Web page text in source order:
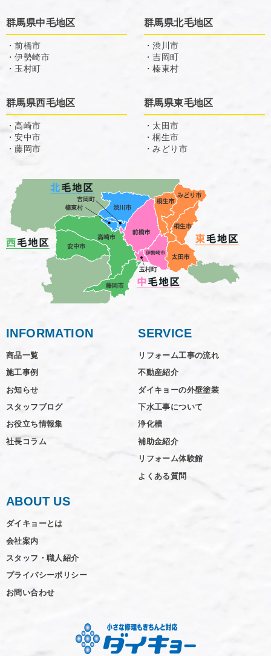
群馬県中毛地区
・前橋市
・伊勢崎市
・玉村町
群馬県北毛地区
・渋川市
・吉岡町
・榛東村
群馬県西毛地区
・高崎市
・安中市
・藤岡市
群馬県東毛地区
・太田市
・桐生市
・みどり市
INFORMATION
商品一覧
施工事例
お知らせ
スタッフブログ
お役立ち情報集
社長コラム
SERVICE
リフォーム工事の流れ
不動産紹介
ダイキョーの外壁塗装
下水工事について
浄化槽
補助金紹介
リフォーム体験館
よくある質問
ABOUT US
ダイキョーとは
会社案内
スタッフ・職人紹介
プライバシーポリシー
お問い合わせ